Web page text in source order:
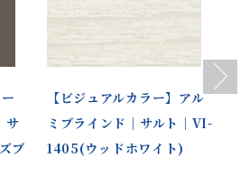
サ
ブ
【ビジュアルカラー】アル
ミブラインド｜サルト｜VI-
1405(ウッドホワイト)
Next